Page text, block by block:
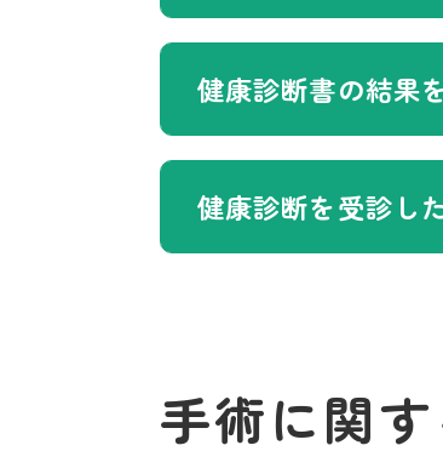
健康診断書の結果
健康診断を受診し
手術に関す